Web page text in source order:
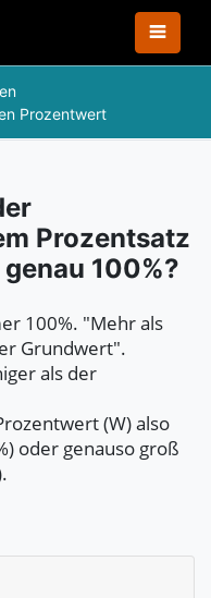
Prozentwert
Prozentsatz
100%?
100%. "Mehr als
Grundwert".
als der
(W) also
oder genauso groß